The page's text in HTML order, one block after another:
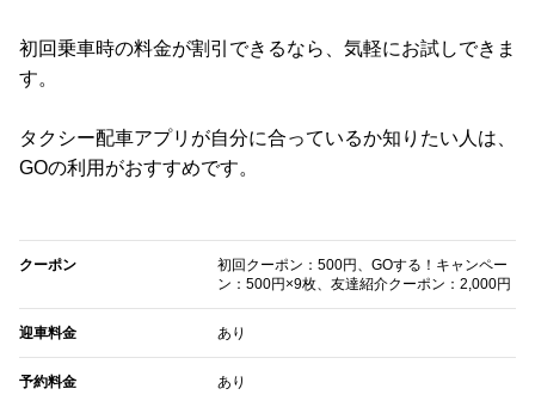
初回乗車時の料金が割引できるなら、気軽にお試しできま
す。
タクシー配車アプリが自分に合っているか知りたい人は、
GOの利用がおすすめです。
クーポン
初回クーポン：500円、GOする！キャンペー
ン：500円×9枚、友達紹介クーポン：2,000円
迎車料金 あり
予約料金 あり